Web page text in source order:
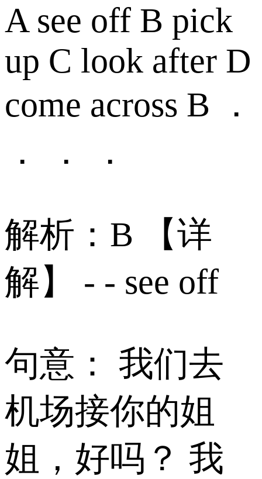
A see off B pick
up C look after D
come across B ．
． ． ．
解析：B 【详
解】 - - see off
句意： 我们去
机场接你的姐
姐，好吗？ 我